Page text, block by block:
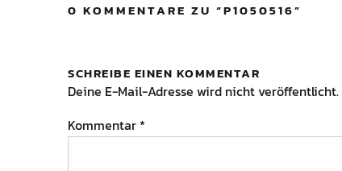
0 KOMMENTARE ZU “P1050516”
SCHREIBE EINEN KOMMENTAR
Deine E-Mail-Adresse wird nicht veröffentlicht.
Kommentar *